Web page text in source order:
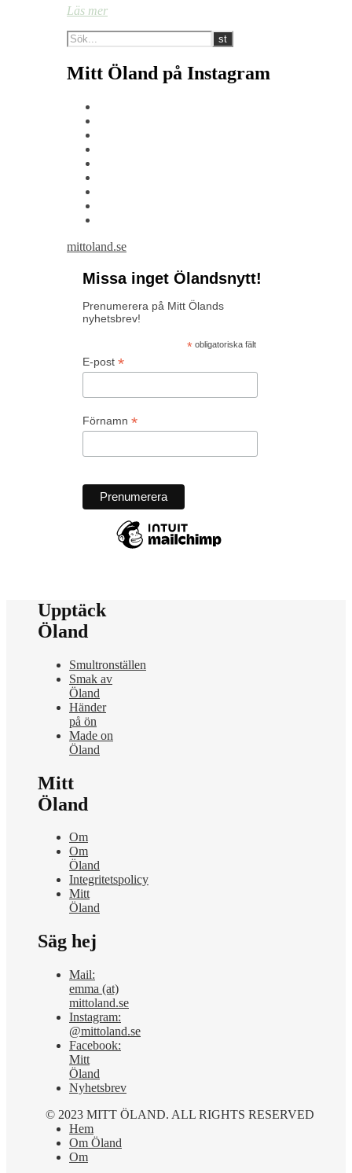
Läs mer
Mitt Öland på Instagram
mittoland.se
Missa inget Ölandsnytt!
Prenumerera på Mitt Ölands
nyhetsbrev!
*obligatoriska fält
E-post *
Förnamn *
Upptäck
Öland
Smultronställen
Smak av
Öland
Händer
på ön
Made on
Öland
Mitt
Öland
Om
Om
Öland
Integritetspolicy
Mitt
Öland
Säg hej
Mail:
emma (at)
mittoland.se
Instagram:
@mittoland.se
Facebook:
Mitt
Öland
Nyhetsbrev
© 2023 MITT ÖLAND. ALL RIGHTS RESERVED
Hem
Om Öland
Om